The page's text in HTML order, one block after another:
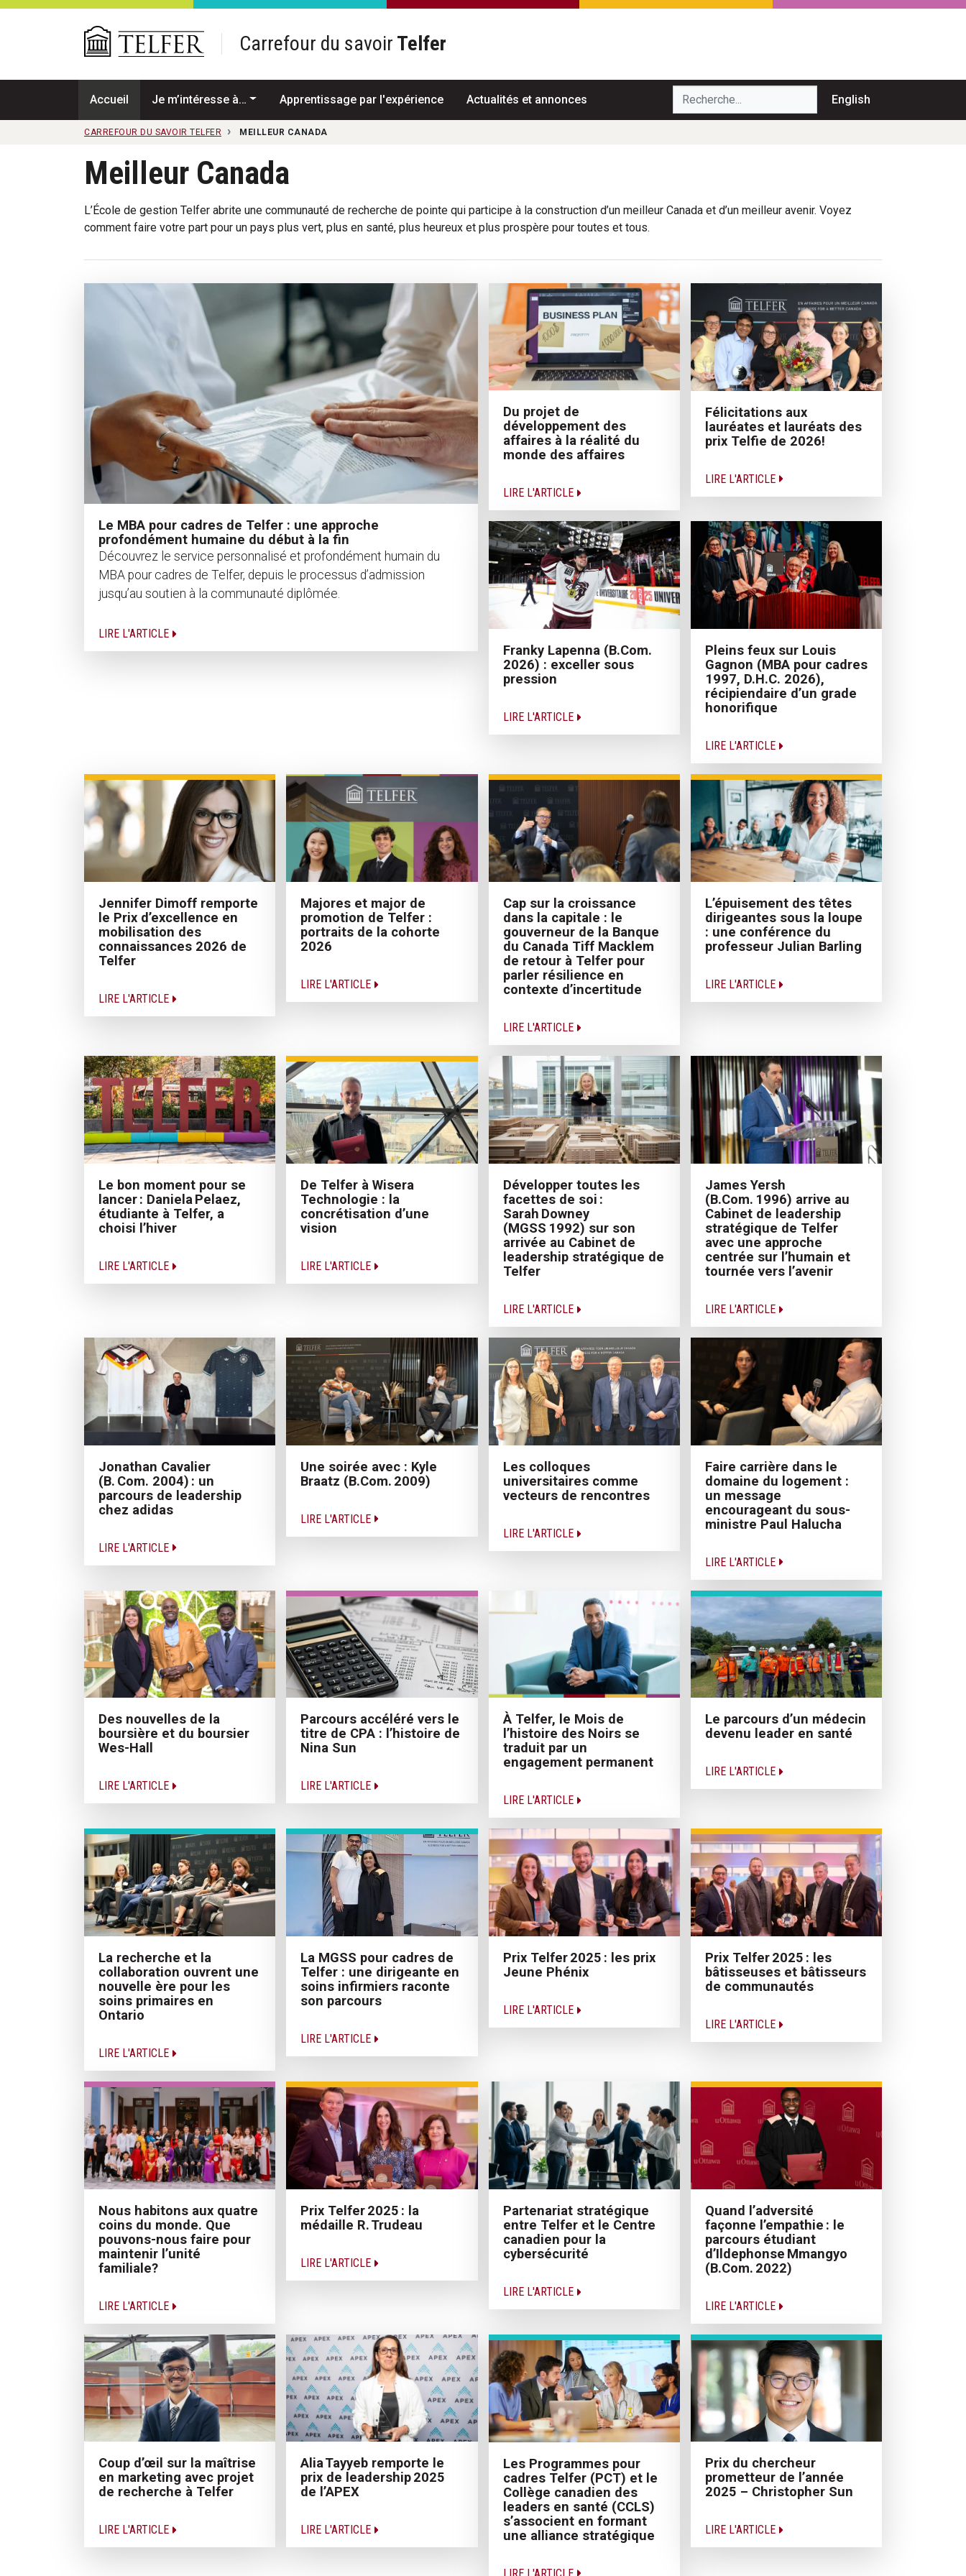
Passer au contenu principal
Carrefour du savoir Telfer
Accueil Je m’intéresse à… Apprentissage par l'expérience Actualités et annonces Recherche... English
CARREFOUR DU SAVOIR TELFER MEILLEUR CANADA
Meilleur Canada
L’École de gestion Telfer abrite une communauté de recherche de pointe qui participe à la construction d’un meilleur Canada et d’un meilleur avenir. Voyez
comment faire votre part pour un pays plus vert, plus en santé, plus heureux et plus prospère pour toutes et tous.
Le MBA pour cadres de Telfer : une approche
profondément humaine du début à la fin
Découvrez le service personnalisé et profondément humain du
MBA pour cadres de Telfer, depuis le processus d’admission
jusqu’au soutien à la communauté diplômée.
LIRE L'ARTICLE
Du projet de
développement des
affaires à la réalité du
monde des affaires
LIRE L'ARTICLE
Félicitations aux
lauréates et lauréats des
prix Telfie de 2026!
LIRE L'ARTICLE
Franky Lapenna (B.Com.
2026) : exceller sous
pression
LIRE L'ARTICLE
Pleins feux sur Louis
Gagnon (MBA pour cadres
1997, D.H.C. 2026),
récipiendaire d’un grade
honorifique
LIRE L'ARTICLE
Jennifer Dimoff remporte
le Prix d’excellence en
mobilisation des
connaissances 2026 de
Telfer
LIRE L'ARTICLE
Majores et major de
promotion de Telfer :
portraits de la cohorte
2026
LIRE L'ARTICLE
Cap sur la croissance
dans la capitale : le
gouverneur de la Banque
du Canada Tiff Macklem
de retour à Telfer pour
parler résilience en
contexte d’incertitude
LIRE L'ARTICLE
L’épuisement des têtes
dirigeantes sous la loupe
: une conférence du
professeur Julian Barling
LIRE L'ARTICLE
Le bon moment pour se
lancer : Daniela Pelaez,
étudiante à Telfer, a
choisi l’hiver
LIRE L'ARTICLE
De Telfer à Wisera
Technologie : la
concrétisation d’une
vision
LIRE L'ARTICLE
Développer toutes les
facettes de soi :
Sarah Downey
(MGSS 1992) sur son
arrivée au Cabinet de
leadership stratégique de
Telfer
LIRE L'ARTICLE
James Yersh
(B.Com. 1996) arrive au
Cabinet de leadership
stratégique de Telfer
avec une approche
centrée sur l’humain et
tournée vers l’avenir
LIRE L'ARTICLE
Jonathan Cavalier
(B. Com. 2004) : un
parcours de leadership
chez adidas
LIRE L'ARTICLE
Une soirée avec : Kyle
Braatz (B.Com. 2009)
LIRE L'ARTICLE
Les colloques
universitaires comme
vecteurs de rencontres
LIRE L'ARTICLE
Faire carrière dans le
domaine du logement :
un message
encourageant du sous-
ministre Paul Halucha
LIRE L'ARTICLE
Des nouvelles de la
boursière et du boursier
Wes-Hall
LIRE L'ARTICLE
Parcours accéléré vers le
titre de CPA : l’histoire de
Nina Sun
LIRE L'ARTICLE
À Telfer, le Mois de
l’histoire des Noirs se
traduit par un
engagement permanent
LIRE L'ARTICLE
Le parcours d’un médecin
devenu leader en santé
LIRE L'ARTICLE
La recherche et la
collaboration ouvrent une
nouvelle ère pour les
soins primaires en
Ontario
LIRE L'ARTICLE
La MGSS pour cadres de
Telfer : une dirigeante en
soins infirmiers raconte
son parcours
LIRE L'ARTICLE
Prix Telfer 2025 : les prix
Jeune Phénix
LIRE L'ARTICLE
Prix Telfer 2025 : les
bâtisseuses et bâtisseurs
de communautés
LIRE L'ARTICLE
Nous habitons aux quatre
coins du monde. Que
pouvons-nous faire pour
maintenir l’unité
familiale?
LIRE L'ARTICLE
Prix Telfer 2025 : la
médaille R. Trudeau
LIRE L'ARTICLE
Partenariat stratégique
entre Telfer et le Centre
canadien pour la
cybersécurité
LIRE L'ARTICLE
Quand l’adversité
façonne l’empathie : le
parcours étudiant
d’Ildephonse Mmangyo
(B.Com. 2022)
LIRE L'ARTICLE
Coup d’œil sur la maîtrise
en marketing avec projet
de recherche à Telfer
LIRE L'ARTICLE
Alia Tayyeb remporte le
prix de leadership 2025
de l’APEX
LIRE L'ARTICLE
Les Programmes pour
cadres Telfer (PCT) et le
Collège canadien des
leaders en santé (CCLS)
s’associent en formant
une alliance stratégique
LIRE L'ARTICLE
Prix du chercheur
prometteur de l’année
2025 – Christopher Sun
LIRE L'ARTICLE